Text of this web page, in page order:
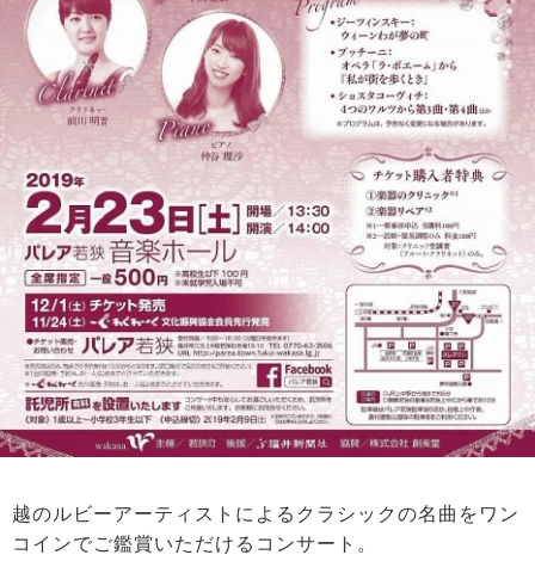
越のルビーアーティストによるクラシックの名曲をワン
コインでご鑑賞いただけるコンサート。